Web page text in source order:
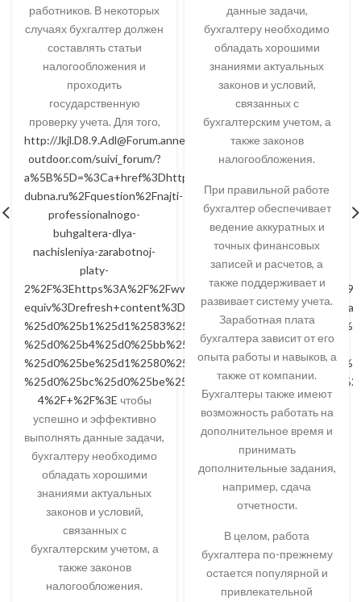
работников. В некоторых
случаях бухгалтер должен
составлять статьи
налогообложения и
проходить
государственную
проверку учета. Для того,
http://Jkjl.D8.9.Adl@Forum.annecy-
outdoor.com/suivi_forum/?
a%5B%5D=%3Ca+href%3Dhttp%3A%2F%2Fsch10.goruno-
dubna.ru%2Fquestion%2Fnajti-
professionalnogo-
buhgaltera-dlya-
nachisleniya-zarabotnoj-
platy-
%25d0%25b4%25d0%25bb%25d1%258f-
4%2F+%2F%3E чтобы
успешно и эффективно
выполнять данные задачи,
бухгалтеру необходимо
обладать хорошими
знаниями актуальных
законов и условий,
связанных с
бухгалтерским учетом, а
также законов
налогообложения.
данные задачи,
бухгалтеру необходимо
обладать хорошими
знаниями актуальных
законов и условий,
связанных с
бухгалтерским учетом, а
также законов
налогообложения.
При правильной работе
бухгалтер обеспечивает
ведение аккуратных и
точных финансовых
записей и расчетов, а
также поддерживает и
развивает систему учета.
Заработная плата
бухгалтера зависит от его
опыта работы и навыков, а
также от компании.
Бухгалтеры также имеют
возможность работать на
дополнительное время и
принимать
дополнительные задания,
например, сдача
отчетности.
В целом, работа
бухгалтера по-прежнему
остается популярной и
привлекательной